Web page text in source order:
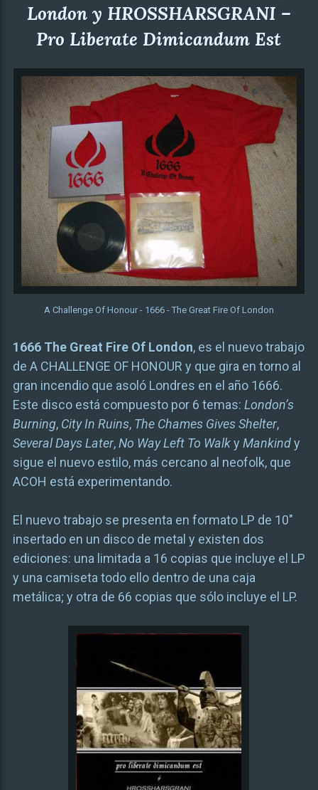
London y HROSSHARSGRANI –
Pro Liberate Dimicandum Est
A Challenge Of Honour - 1666 - The Great Fire Of London
1666 The Great Fire Of London, es el nuevo trabajo
de A CHALLENGE OF HONOUR y que gira en torno al
gran incendio que asoló Londres en el año 1666.
Este disco está compuesto por 6 temas: London’s
Burning, City In Ruins, The Chames Gives Shelter,
Several Days Later,No Way Left To WalkyMankindy
sigue el nuevo estilo, más cercano al neofolk, que
ACOH está experimentando.
El nuevo trabajo se presenta en formato LP de 10″
insertado en un disco de metal y existen dos
ediciones: una limitada a 16 copias que incluye el LP
y una camiseta todo ello dentro de una caja
metálica; y otra de 66 copias que sólo incluye el LP.